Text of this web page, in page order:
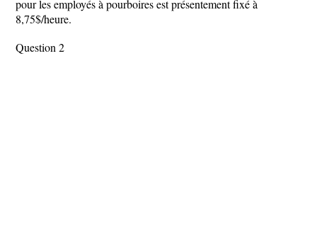
pour les employés à pourboires est présentement fixé à
8,75$/heure.
Question 2